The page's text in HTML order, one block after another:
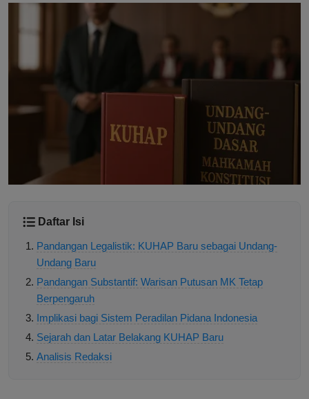
Daftar Isi
Pandangan Legalistik: KUHAP Baru sebagai Undang-
Undang Baru
Pandangan Substantif: Warisan Putusan MK Tetap
Berpengaruh
Implikasi bagi Sistem Peradilan Pidana Indonesia
Sejarah dan Latar Belakang KUHAP Baru
Analisis Redaksi